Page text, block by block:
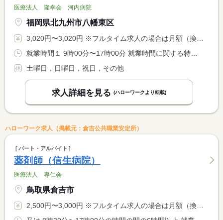
医療法人 隆幸会 河内病院
福岡県北九州市八幡東区
3,020円〜3,020円 ※フルタイム求人の場合は月額（換算額）、パート求人の場合は時間額を表示しています。
土曜日，日曜日，祝日，その他
求人詳細を見る (ハローワークより転載)
ハローワーク求人（掲載元：倉吉公共職業安定所）
パート・アルバイト
薬剤師（信生病院）
医療法人 専仁会
鳥取県倉吉市
2,500円〜3,000円 ※フルタイム求人の場合は月額（換算額）、パート求人の場合は時間額を表示しています。